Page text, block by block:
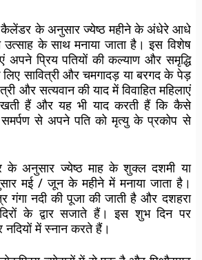
कैलेंडर के अनुसार ज्येष्ठ महीने के अंधेरे आधे
के साथ मनाया जाता है। इस विशेष
अपने प्रिय पतियों की कल्याण और समृद्धि
सावित्री और चमगादड़ या बरगद के पेड़
और सत्यवान की याद में विवाहित महिलाएं
हैं और यह भी याद करती हैं कि कैसे
से अपने पति को मृत्यु के प्रकोप से
के अनुसार ज्येष्ठ माह के शुक्ल दशमी या
मई / जून के महीने में मनाया जाता है।
गंगा नदी की पूजा की जाती है और दशहरा
के द्वार सजाते हैं। इस शुभ दिन पर
नदियों में स्नान करते हैं।